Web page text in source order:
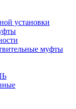
установки
муфты